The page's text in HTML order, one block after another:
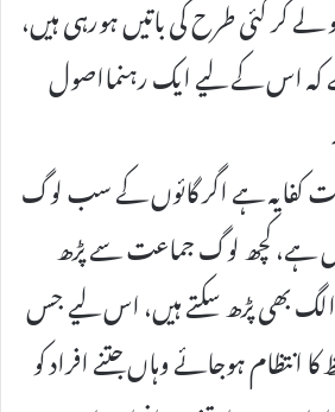
کر کئی طرح کی باتیں ہورہی ہیں،
اس کے لیے ایک رہنمااصول
کفایہ ہے اگر گائوں کے سب لوگ
ہے، کچھ لوگ جماعت سے پڑھ
الگ بھی پڑھ سکتے ہیں، اس لیے جس
انتظام ہوجائے وہاں جتنے افراد کو